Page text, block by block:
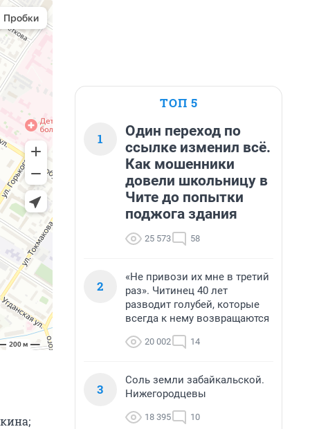
ТОП 5
1
Один переход по
ссылке изменил всё.
Как мошенники
довели школьницу в
Чите до попытки
поджога здания
25 573 58
2
«Не привози их мне в третий
раз». Читинец 40 лет
разводит голубей, которые
всегда к нему возвращаются
20 002 14
3
Соль земли забайкальской.
Нижегородцевы
18 395 10